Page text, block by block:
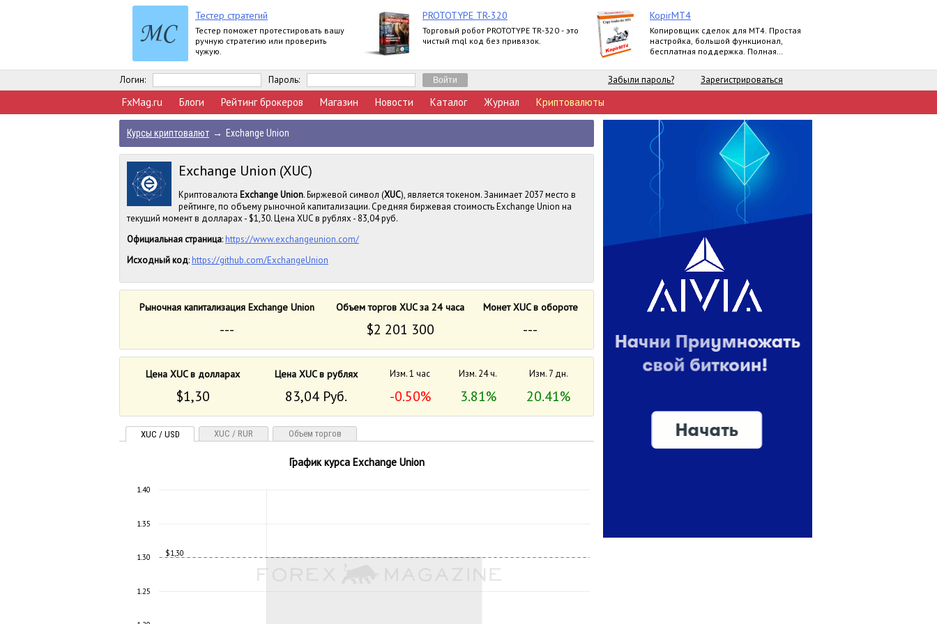
Тестер стратегий
Тестер поможет протестировать вашу
ручную стратегию или проверить
чужую.
PROTOTYPE TR-320
Торговый робот PROTOTYPE TR-320 - это
чистый mql код без привязок.
KopirMT4
Копировщик сделок для МТ4. Простая
настройка, большой функционал,
бесплатная поддержка. Полная
Логин: Пароль: Забыли пароль? Зарегистрироваться
FxMag.ru Блоги Рейтинг брокеров Магазин Новости Каталог Журнал Криптовалюты
Курсы криптовалют → Exchange Union
Exchange Union (XUC)
Криптовалюта Exchange Union. Биржевой символ (XUC), является токеном. Занимает 2037 место в
рейтинге, по объему рыночной капитализации. Средняя биржевая стоимость Exchange Union на
текущий момент в долларах - $1,30. Цена XUC в рублях - 83,04 руб.
Официальная страница: https://www.exchangeunion.com/
Исходный код: https://github.com/ExchangeUnion
Рыночная капитализация Exchange Union Объем торгов XUC за 24 часа Монет XUC в обороте
--- $2 201 300 ---
Цена XUC в долларах Цена XUC в рублях Изм. 1 час Изм. 24 ч. Изм. 7 дн.
$1,30 83,04 Руб. -0.50% 3.81% 20.41%
XUC / USD XUC / RUR Объем торгов
График курса Exchange Union
$1,30
1.25
1.30
1.35
1.40